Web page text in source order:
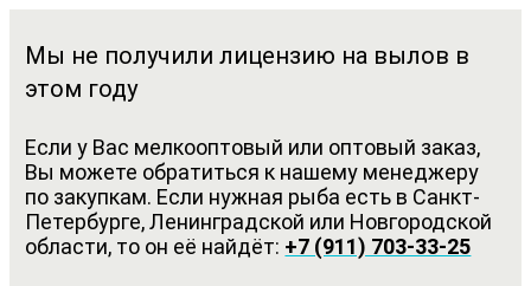
Мы не получили лицензию на вылов в
этом году
Если у Вас мелкооптовый или оптовый заказ,
Вы можете обратиться к нашему менеджеру
по закупкам. Если нужная рыба есть в Санкт-
Петербурге, Ленинградской или Новгородской
области, то он её найдёт: +7 (911) 703-33-25